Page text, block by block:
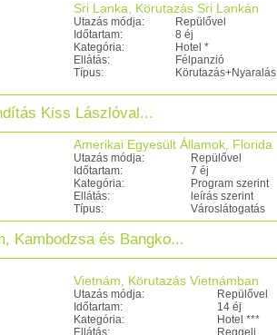
Sri Lanka, Körutazás Sri Lankán
Utazás módja:
Repülővel
Időtartam:
8 éj
Kategória:
Hotel *
Ellátás:
Félpanzió
Típus:
Körutazás+Nyaralás
Kiss Lászlóval...
Amerikai Egyesült Államok, Florida
Utazás módja:
Repülővel
Időtartam:
7 éj
Kategória:
Program szerint
Ellátás:
leírás szerint
Típus:
Városlátogatás
Kambodzsa és Bangko...
Vietnám, Körutazás Vietnámban
Utazás módja:
Repülővel
Időtartam:
14 éj
Kategória:
Hotel ***
Ellátás:
Reggeli